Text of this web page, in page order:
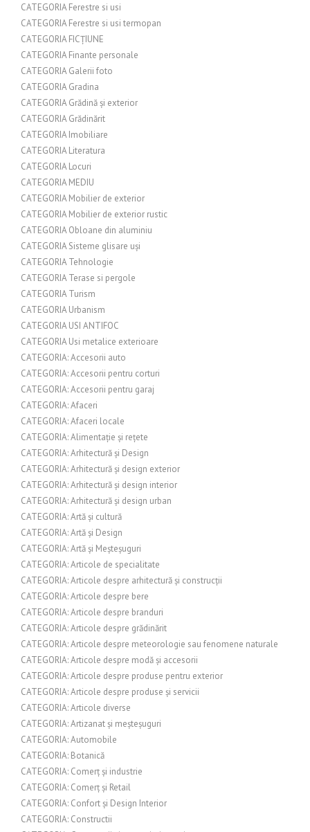
CATEGORIA Ferestre si usi
CATEGORIA Ferestre si usi termopan
CATEGORIA FICȚIUNE
CATEGORIA Finante personale
CATEGORIA Galerii foto
CATEGORIA Gradina
CATEGORIA Grădină și exterior
CATEGORIA Grădinărit
CATEGORIA Imobiliare
CATEGORIA Literatura
CATEGORIA Locuri
CATEGORIA MEDIU
CATEGORIA Mobilier de exterior
CATEGORIA Mobilier de exterior rustic
CATEGORIA Obloane din aluminiu
CATEGORIA Sisteme glisare uși
CATEGORIA Tehnologie
CATEGORIA Terase si pergole
CATEGORIA Turism
CATEGORIA Urbanism
CATEGORIA USI ANTIFOC
CATEGORIA Usi metalice exterioare
CATEGORIA: Accesorii auto
CATEGORIA: Accesorii pentru corturi
CATEGORIA: Accesorii pentru garaj
CATEGORIA: Afaceri
CATEGORIA: Afaceri locale
CATEGORIA: Alimentație și rețete
CATEGORIA: Arhitectură și Design
CATEGORIA: Arhitectură și design exterior
CATEGORIA: Arhitectură și design interior
CATEGORIA: Arhitectură și design urban
CATEGORIA: Artă și cultură
CATEGORIA: Artă și Design
CATEGORIA: Artă și Meșteșuguri
CATEGORIA: Articole de specialitate
CATEGORIA: Articole despre arhitectură și construcții
CATEGORIA: Articole despre bere
CATEGORIA: Articole despre branduri
CATEGORIA: Articole despre grădinărit
CATEGORIA: Articole despre meteorologie sau fenomene naturale
CATEGORIA: Articole despre modă și accesorii
CATEGORIA: Articole despre produse pentru exterior
CATEGORIA: Articole despre produse și servicii
CATEGORIA: Articole diverse
CATEGORIA: Artizanat și meșteșuguri
CATEGORIA: Automobile
CATEGORIA: Botanică
CATEGORIA: Comerț și industrie
CATEGORIA: Comerț și Retail
CATEGORIA: Confort și Design Interior
CATEGORIA: Constructii